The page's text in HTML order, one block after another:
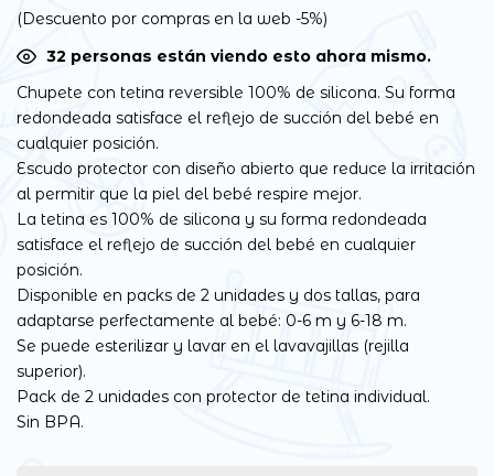
(Descuento por compras en la web -5%)
31personas están viendo esto ahora mismo.
Chupete con tetina reversible 100% de silicona. Su forma
redondeada satisface el reflejo de succión del bebé en
cualquier posición.
Escudo protector con diseño abierto que reduce la irritación
al permitir que la piel del bebé respire mejor.
La tetina es 100% de silicona y su forma redondeada
satisface el reflejo de succión del bebé en cualquier
posición.
Disponible en packs de 2 unidades y dos tallas, para
adaptarse perfectamente al bebé: 0-6 m y 6-18 m.
Se puede esterilizar y lavar en el lavavajillas (rejilla
superior).
Pack de 2 unidades con protector de tetina individual.
Sin BPA.